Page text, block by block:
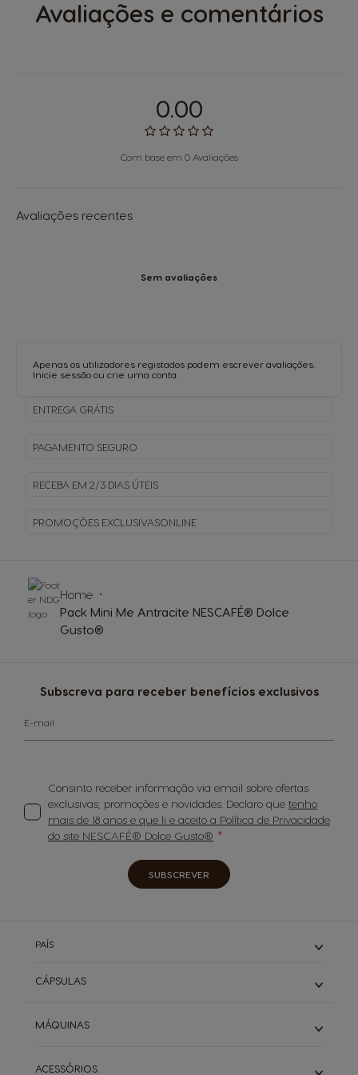
Avaliações e comentários
0.00
Com base em 0 Avaliações
Avaliações recentes
Sem avaliações
Apenas os utilizadores registados podem escrever avaliações.
Inicie sessão ou crie uma conta
ENTREGA GRÁTIS
PAGAMENTO SEGURO
RECEBA EM 2/3 DIAS ÚTEIS
PROMOÇÕES EXCLUSIVASONLINE
Subscreva para receber benefícios exclusivos
E-mail
Consinto receber informação via email sobre ofertas
exclusivas, promoções e novidades. Declaro que tenho
mais de 18 anos e que li e aceito a Política de Privacidade
do site NESCAFÉ® Dolce Gusto®
SUBSCREVER
Home
Pack Mini Me Antracite NESCAFÉ® Dolce
Gusto®
PAÍS
CÁPSULAS
Cafés Longos
Descafeinados
MÁQUINAS
ACESSÓRIOS